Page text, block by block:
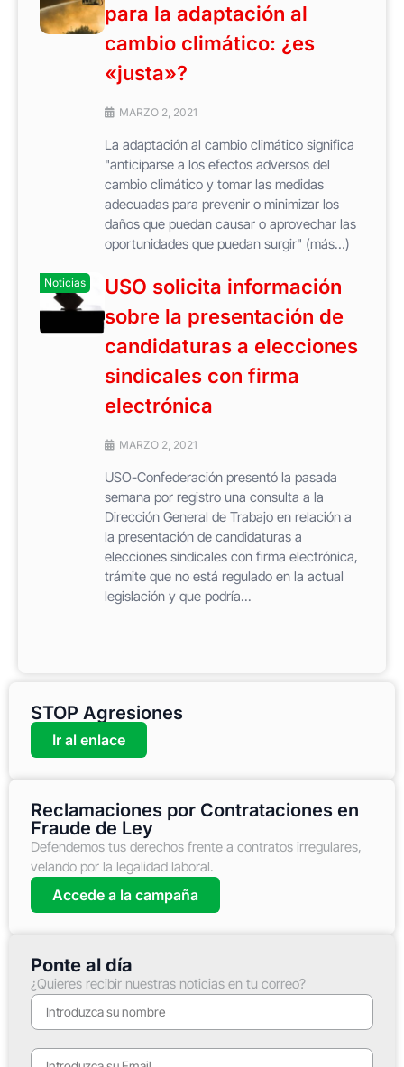
para la adaptación al
cambio climático: ¿es
«justa»?
MARZO 2, 2021
La adaptación al cambio climático significa
"anticiparse a los efectos adversos del
cambio climático y tomar las medidas
adecuadas para prevenir o minimizar los
daños que puedan causar o aprovechar las
oportunidades que puedan surgir" (más…)
Noticias
USO solicita información
sobre la presentación de
candidaturas a elecciones
sindicales con firma
electrónica
MARZO 2, 2021
USO-Confederación presentó la pasada
semana por registro una consulta a la
Dirección General de Trabajo en relación a
la presentación de candidaturas a
elecciones sindicales con firma electrónica,
trámite que no está regulado en la actual
legislación y que podría...
STOP Agresiones
Ir al enlace
Reclamaciones por Contrataciones en
Fraude de Ley
Defendemos tus derechos frente a contratos irregulares,
velando por la legalidad laboral.
Accede a la campaña
Ponte al día
¿Quieres recibir nuestras noticias en tu correo?